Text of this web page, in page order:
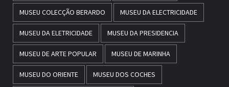
MUSEU COLECÇÃO BERARDO MUSEU DA ELECTRICIDADE
MUSEU DA ELETRICIDADE MUSEU DA PRESIDENCIA
MUSEU DE ARTE POPULAR MUSEU DE MARINHA
MUSEU DO ORIENTE MUSEU DOS COCHES